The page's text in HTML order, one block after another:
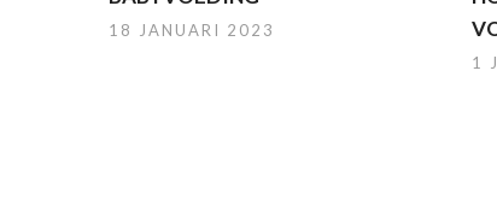
18 JANUARI 2023
1